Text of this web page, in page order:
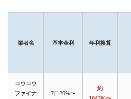
業者名 基本金利 年利換算
コウコウ
ファイナ
7日20%〜
約